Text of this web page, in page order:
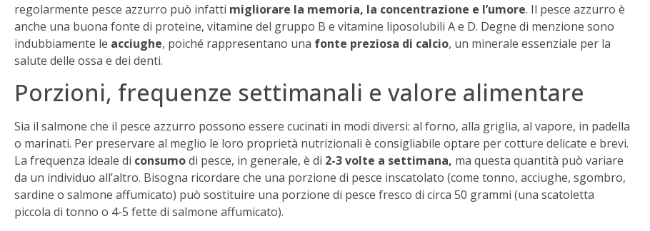
regolarmente pesce azzurro può infatti migliorare la memoria, la concentrazione e l’umore. Il pesce azzurro è
anche una buona fonte di proteine, vitamine del gruppo B e vitamine liposolubili A e D. Degne di menzione sono
indubbiamente le acciughe, poiché rappresentano una fonte preziosa di calcio, un minerale essenziale per la
salute delle ossa e dei denti.
Porzioni, frequenze settimanali e valore alimentare
Sia il salmone che il pesce azzurro possono essere cucinati in modi diversi: al forno, alla griglia, al vapore, in padella
o marinati. Per preservare al meglio le loro proprietà nutrizionali è consigliabile optare per cotture delicate e brevi.
La frequenza ideale di consumodi pesce, in generale, è di 2-3 volte a settimana, ma questa quantità può variare
da un individuo all’altro. Bisogna ricordare che una porzione di pesce inscatolato (come tonno, acciughe, sgombro,
sardine o salmone affumicato) può sostituire una porzione di pesce fresco di circa 50 grammi (una scatoletta
piccola di tonno o 4-5 fette di salmone affumicato).